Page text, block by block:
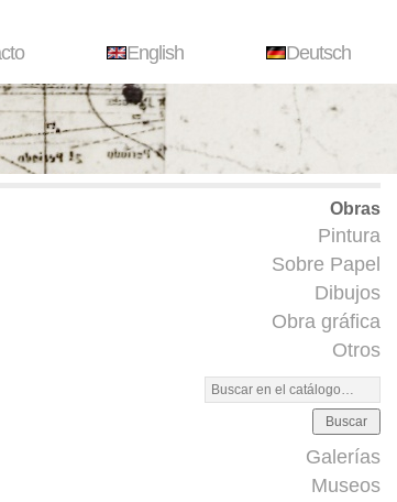
English Deutsch
Obras
Pintura
Sobre Papel
Dibujos
Obra gráfica
Otros
Buscar
Galerías
Museos